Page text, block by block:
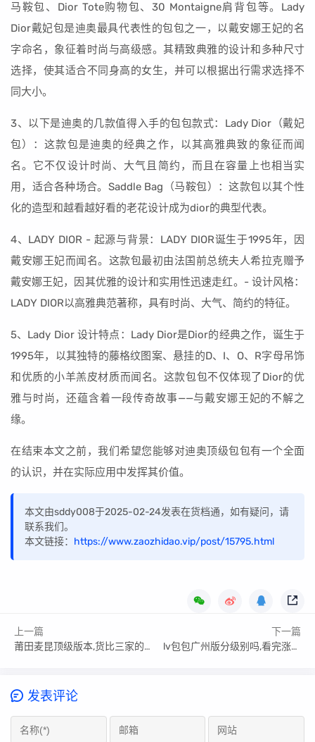
马鞍包、Dior Tote购物包、30 Montaigne肩背包等。Lady
Dior戴妃包是迪奥最具代表性的包包之一，以戴安娜王妃的名
字命名，象征着时尚与高级感。其精致典雅的设计和多种尺寸
选择，使其适合不同身高的女生，并可以根据出行需求选择不
同大小。
3、以下是迪奥的几款值得入手的包包款式：Lady Dior（戴妃
包）：这款包是迪奥的经典之作，以其高雅典致的象征而闻
名。它不仅设计时尚、大气且简约，而且在容量上也相当实
用，适合各种场合。Saddle Bag（马鞍包）：这款包以其个性
化的造型和越看越好看的老花设计成为dior的典型代表。
4、LADY DIOR - 起源与背景：LADY DIOR诞生于1995年，因
戴安娜王妃而闻名。这款包最初由法国前总统夫人希拉克赠予
戴安娜王妃，因其优雅的设计和实用性迅速走红。- 设计风格：
LADY DIOR以高雅典范著称，具有时尚、大气、简约的特征。
5、Lady Dior 设计特点：Lady Dior是Dior的经典之作，诞生于
1995年，以其独特的藤格纹图案、悬挂的D、I、O、R字母吊饰
和优质的小羊羔皮材质而闻名。这款包包不仅体现了Dior的优
雅与时尚，还蕴含着一段传奇故事——与戴安娜王妃的不解之
缘。
在结束本文之前，我们希望您能够对迪奥顶级包包有一个全面
的认识，并在实际应用中发挥其价值。
本文由sddy008于2025-02-24发表在货档通，如有疑问，请
联系我们。
本文链接： https://www.zaozhidao.vip/post/15795.html
上一篇
莆田麦昆顶级版本,货比三家的重要性
下一篇
lv包包广州版分级别吗,看完涨知识了！
发表评论